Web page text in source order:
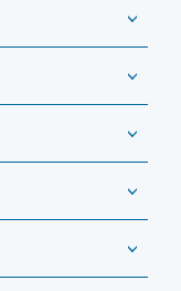
ネージほか）